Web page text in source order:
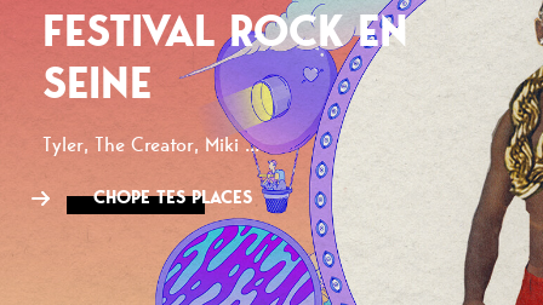
FESTIVAL ROCK EN
SEINE
Tyler, The Creator, Miki ...
CHOPE TES PLACES